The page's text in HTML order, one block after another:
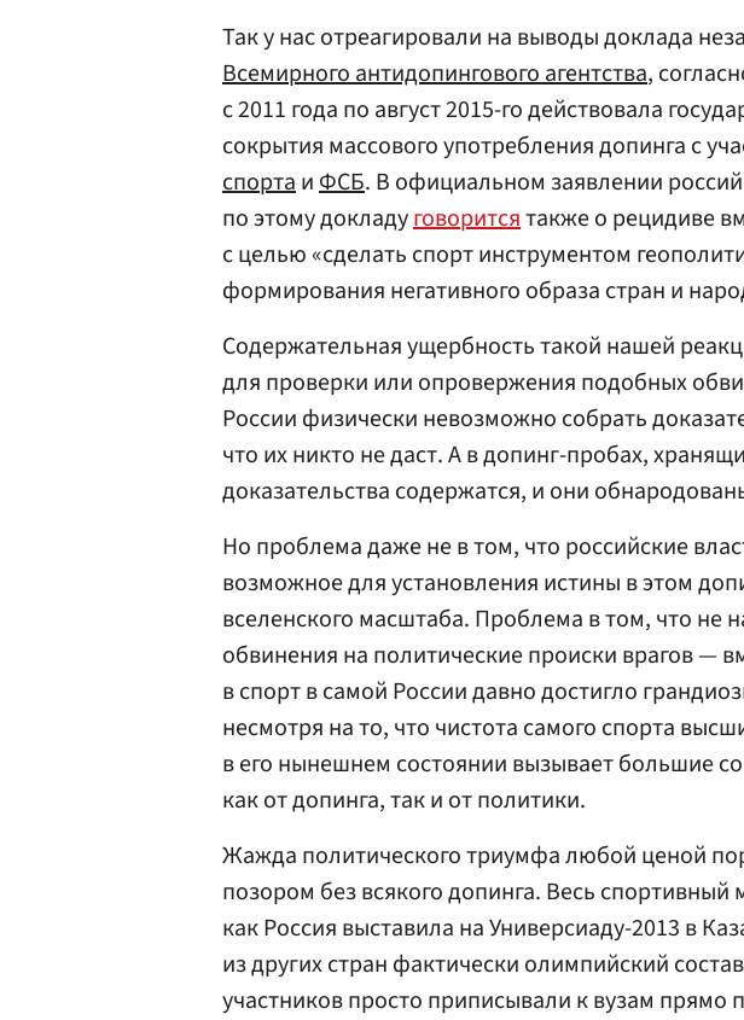
Так у нас отреагировали на выводы доклада
Всемирного антидопингового агентства,
с 2011 года по август 2015-го действовала
сокрытия массового употребления допинга с
спортаиФСБ. В официальном заявлении
по этому докладуговоритсятакже о рецидиве
с целью «сделать спорт инструментом
формирования негативного образа стран и
Содержательная ущербность такой нашей
для проверки или опровержения подобных
России физически невозможно собрать
что их никто не даст. А в допинг-пробах,
доказательства содержатся, и они
Но проблема даже не в том, что российские
возможное для установления истины в этом
вселенского масштаба. Проблема в том, что не
обвинения на политические происки врагов —
в спорт в самой России давно достигло
несмотря на то, что чистота самого спорта
в его нынешнем состоянии вызывает большие
как от допинга, так и от политики.
Жажда политического триумфа любой ценой
позором без всякого допинга. Весь
как Россия выставила на Универсиаду-2013 в
из других стран фактически олимпийский
участников просто приписывали к вузам прямо